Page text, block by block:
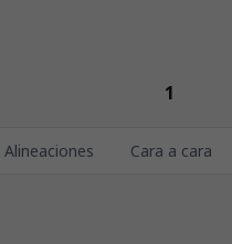
1
Alineaciones Cara a cara